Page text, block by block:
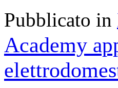
Pubblicato in
Academy